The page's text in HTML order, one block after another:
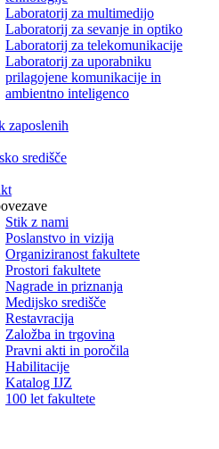
Laboratorij za multimedijo
Laboratorij za sevanje in optiko
Laboratorij za telekomunikacije
Laboratorij za uporabniku
prilagojene komunikacije in
ambientno inteligenco
zaposlenih
središče
Stik z nami
Poslanstvo in vizija
Organiziranost fakultete
Prostori fakultete
Nagrade in priznanja
Medijsko središče
Restavracija
Založba in trgovina
Pravni akti in poročila
Habilitacije
Katalog IJZ
100 let fakultete